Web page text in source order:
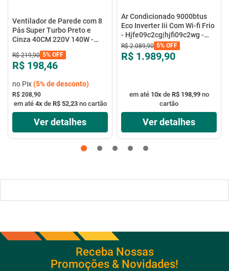
Ventilador de Parede com 8
Pás Super Turbo Preto e
Cinza 40CM 220V 140W -
R$ 219,90 5% OFF
R$ 198,46
no Pix(5%de desconto)
R$ 208,90
em até 4xde R$ 52,23no cartão
Ver detalhes
Ar Condicionado 9000btus
Eco Inverter Iii Com Wi-fi Frio
- Hjfe09c2cg|hjfi09c2wg -
Elgin
R$ 2.089,90 5% OFF
R$ 1.989,90
em até 10xde R$ 198,99no
cartão
Ver detalhes
Receba Nossas
Promoções & Novidades!